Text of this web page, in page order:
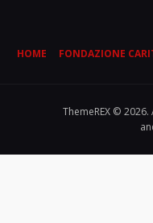
HOME FONDAZIONE
ThemeREX ©